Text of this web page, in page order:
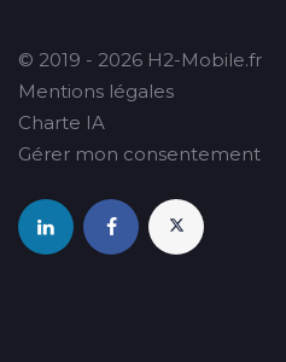
© 2019 - 2026 H2-Mobile.fr
Mentions légales
Charte IA
Gérer mon consentement